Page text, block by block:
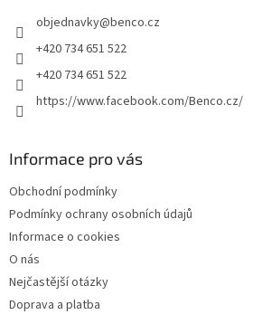
objednavky@benco.cz
+420 734 651 522
+420 734 651 522
https://www.facebook.com/Benco.cz/
Informace pro vás
Obchodní podmínky
Podmínky ochrany osobních údajů
Informace o cookies
O nás
Nejčastější otázky
Doprava a platba